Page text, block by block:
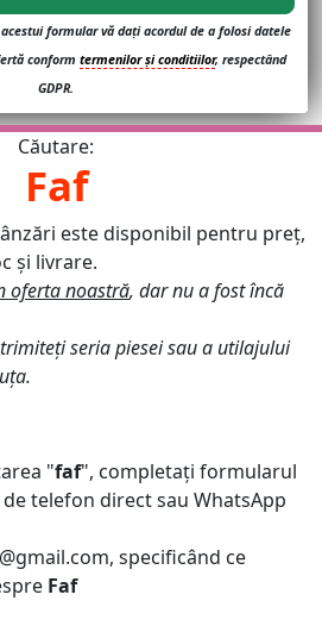
formular vă dați acordul de a folosi datele
conform termenilor și conditiilor, respectând
GDPR.
Căutare:
Faf
este disponibil pentru preț,
și livrare.
oferta noastră, dar nu a fost încă
seria piesei sau a utilajului
"faf", completați formularul
telefon direct sau WhatsApp
specificând ce
Faf